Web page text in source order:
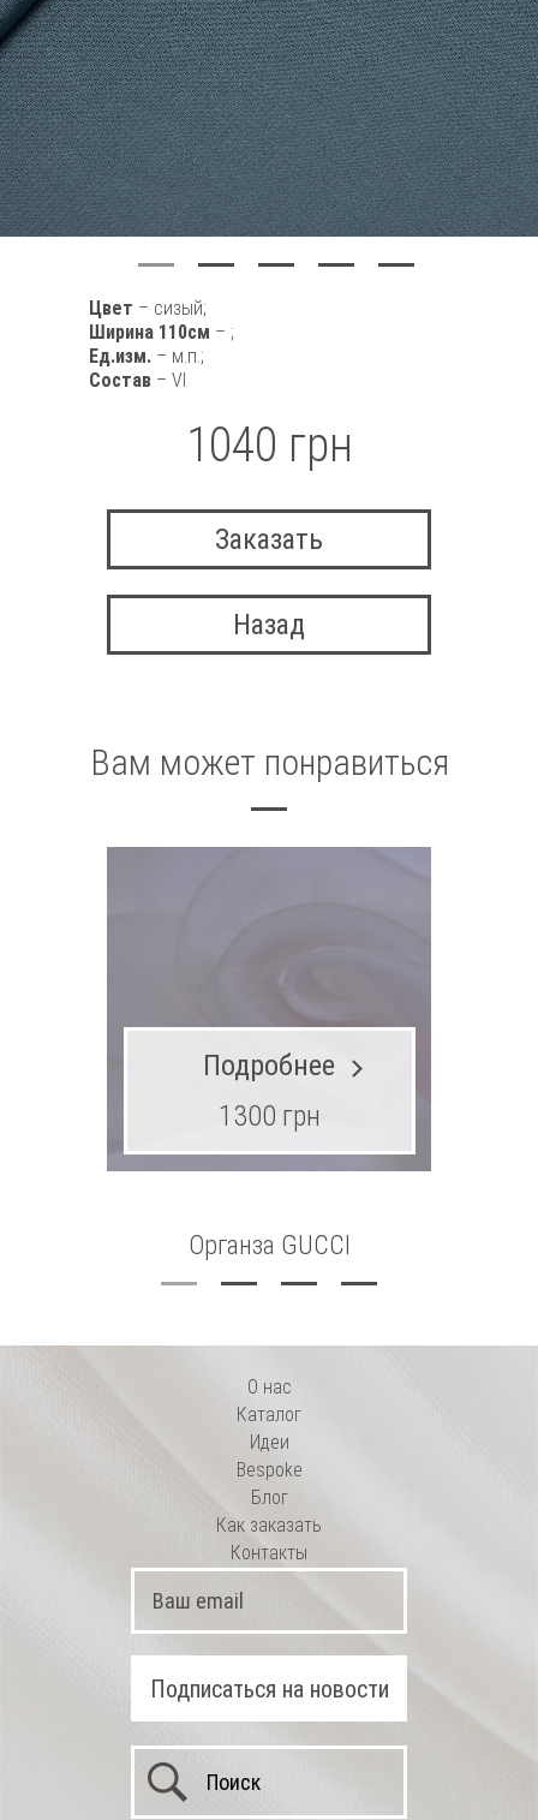
Цвет – сизый;
Ширина 110см – ;
Ед.изм. – м.п.;
Состав – VI
1040 грн
Заказать
Назад
Вам может понравиться
Органза GUCCI
Подробнее
1300 грн
О нас
Каталог
Идеи
Bespoke
Блог
Как заказать
Контакты